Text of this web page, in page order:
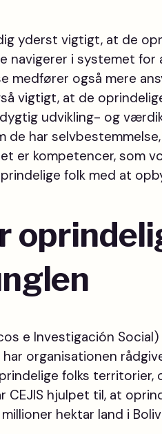
yderst vigtigt, at de
navigerer i systemet
medfører også mere
vigtigt, at de
udvikling- og
har
er kompetencer, som
folk med at
e Investigación
har organisationen
folks territorier,
CEJIS hjulpet til, at
hektar land i